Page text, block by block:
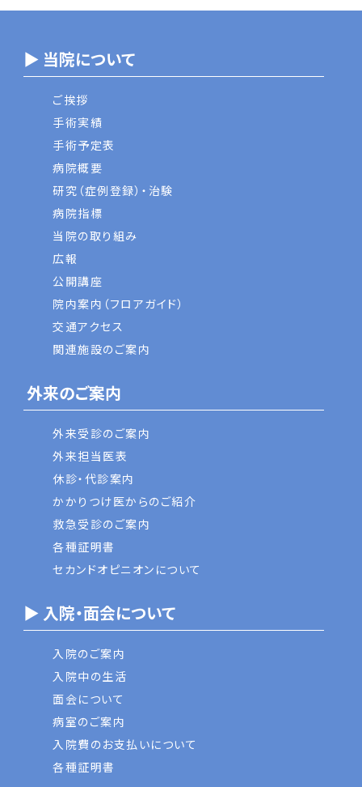
▶ 当院について
ご挨拶
手術実績
手術予定表
病院概要
研究（症例登録）・治験
病院指標
当院の取り組み
広報
公開講座
院内案内（フロアガイド）
交通アクセス
関連施設のご案内
外来のご案内
外来受診のご案内
外来担当医表
休診・代診案内
かかりつけ医からのご紹介
救急受診のご案内
各種証明書
セカンドオピニオンについて
▶ 入院・面会について
入院のご案内
入院中の生活
面会について
病室のご案内
入院費のお支払いについて
各種証明書